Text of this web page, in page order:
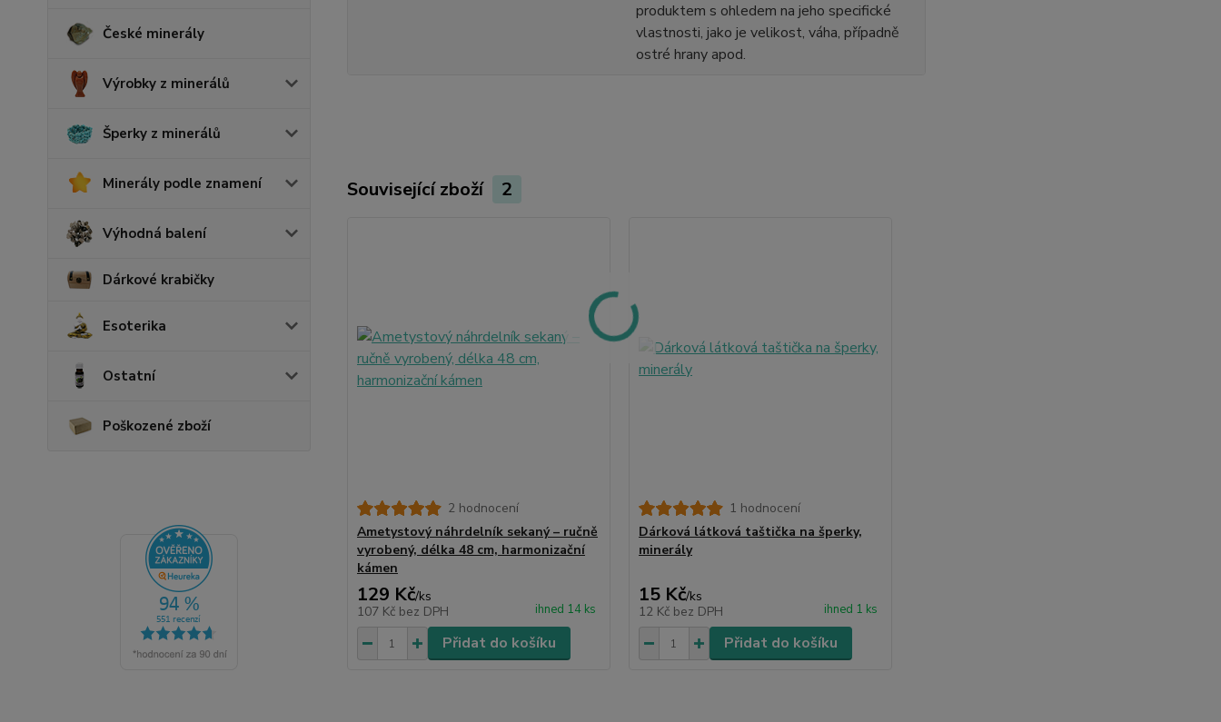
České minerály
Výrobky z minerálů
Šperky z minerálů
Minerály podle znamení
Výhodná balení
Dárkové krabičky
Esoterika
Ostatní
Poškozené zboží
produktem s ohledem na jeho specifické
vlastnosti, jako je velikost, váha, případně
ostré hrany apod.
Související zboží 2
2 hodnocení
Ametystový náhrdelník sekaný – ručně
vyrobený, délka 48 cm, harmonizační
kámen
129 Kč/ks
107 Kč bez DPH ihned 14 ks
Přidat do košíku
1 hodnocení
Dárková látková taštička na šperky,
minerály
15 Kč/ks
12 Kč bez DPH ihned 1 ks
Přidat do košíku